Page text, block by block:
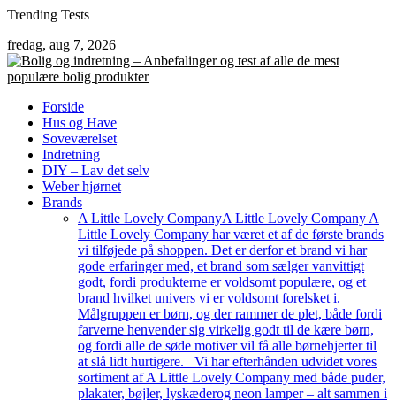
Skip
content
Trending Tests
fredag, aug 7, 2026
Forside
Hus og Have
Soveværelset
Indretning
DIY – Lav det selv
Weber hjørnet
Brands
A Little Lovely CompanyA Little Lovely Company A
Little Lovely Company har været et af de første brands
vi tilføjede på shoppen. Det er derfor et brand vi har
gode erfaringer med, et brand som sælger vanvittigt
godt, fordi produkterne er voldsomt populære, og et
brand hvilket univers vi er voldsomt forelsket i.
Målgruppen er børn, og der rammer de plet, både fordi
farverne henvender sig virkelig godt til de kære børn,
og fordi alle de søde motiver vil få alle børnehjerter til
at slå lidt hurtigere. Vi har efterhånden udvidet vores
sortiment af A Little Lovely Company med både puder,
plakater, bøjler, lyskæderog neon lamper – alt sammen i